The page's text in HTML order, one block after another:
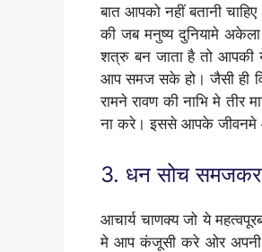
बात आपको नहीं बतानी
की जब मनुष्य दुनियामे
शत्रु बन जाता है तो आपकी
आप समज सके हो। जैसी ही
रामने रावण की नाभि मे
ना करे। इससे आपके जीवनमे
3. धन सोच
आचार्य चाणक्य जो ये
मे आप कंजूसी करे ओर अपनी